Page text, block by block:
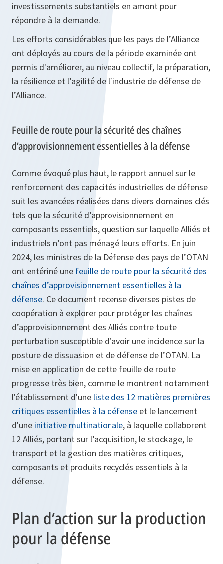
investissements substantiels en amont pour
répondre à la demande.
Les efforts considérables que les pays de l’Alliance
ont déployés au cours de la période examinée ont
permis d'améliorer, au niveau collectif, la préparation,
la résilience et l’agilité de l’industrie de défense de
l’Alliance.
Feuille de route pour la sécurité des chaînes
d’approvisionnement essentielles à la défense
Comme évoqué plus haut, le rapport annuel sur le
renforcement des capacités industrielles de défense
suit les avancées réalisées dans divers domaines clés
tels que la sécurité d’approvisionnement en
composants essentiels, question sur laquelle Alliés et
industriels n’ont pas ménagé leurs efforts. En juin
2024, les ministres de la Défense des pays de l’OTAN
ont entériné une feuille de route pour la sécurité des
chaînes d’approvisionnement essentielles à la
défense. Ce document recense diverses pistes de
coopération à explorer pour protéger les chaînes
d’approvisionnement des Alliés contre toute
perturbation susceptible d’avoir une incidence sur la
posture de dissuasion et de défense de l’OTAN. La
mise en application de cette feuille de route
progresse très bien, comme le montrent notamment
l'établissement d'une liste des 12 matières premières
critiques essentielles à la défense et le lancement
d'une initiative multinationale, à laquelle collaborent
12 Alliés, portant sur l’acquisition, le stockage, le
transport et la gestion des matières critiques,
composants et produits recyclés essentiels à la
défense.
Plan d’action sur la production
pour la défense